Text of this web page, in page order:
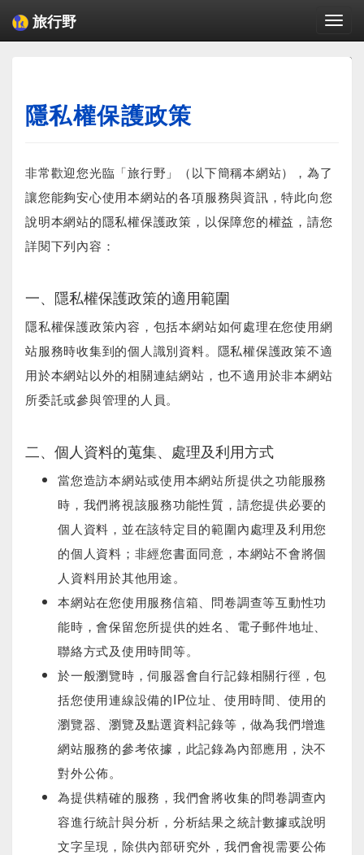
旅行野
隱私權保護政策
非常歡迎您光臨「旅行野」（以下簡稱本網站），為了
讓您能夠安心使用本網站的各項服務與資訊，特此向您
說明本網站的隱私權保護政策，以保障您的權益，請您
詳閱下列內容：
一、隱私權保護政策的適用範圍
隱私權保護政策內容，包括本網站如何處理在您使用網
站服務時收集到的個人識別資料。隱私權保護政策不適
用於本網站以外的相關連結網站，也不適用於非本網站
所委託或參與管理的人員。
二、個人資料的蒐集、處理及利用方式
當您造訪本網站或使用本網站所提供之功能服務
時，我們將視該服務功能性質，請您提供必要的
個人資料，並在該特定目的範圍內處理及利用您
的個人資料；非經您書面同意，本網站不會將個
人資料用於其他用途。
本網站在您使用服務信箱、問卷調查等互動性功
能時，會保留您所提供的姓名、電子郵件地址、
聯絡方式及使用時間等。
於一般瀏覽時，伺服器會自行記錄相關行徑，包
括您使用連線設備的IP位址、使用時間、使用的
瀏覽器、瀏覽及點選資料記錄等，做為我們增進
網站服務的參考依據，此記錄為內部應用，決不
對外公佈。
為提供精確的服務，我們會將收集的問卷調查內
容進行統計與分析，分析結果之統計數據或說明
文字呈現，除供內部研究外，我們會視需要公佈